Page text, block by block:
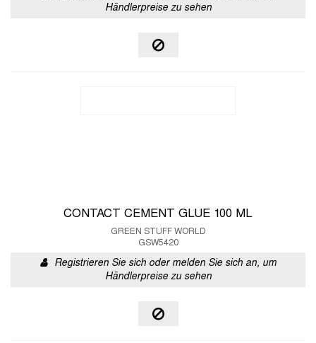
Händlerpreise zu sehen
CONTACT CEMENT GLUE 100 ML
GREEN STUFF WORLD
GSW5420
Registrieren Sie sich oder melden Sie sich an, um
Händlerpreise zu sehen